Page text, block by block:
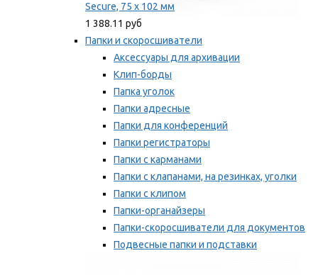
Secure, 75 х 102 мм
1 388.11 руб
Папки и скоросшиватели
Аксессуары для архивации
Клип-борды
Папка уголок
Папки адресные
Папки для конференций
Папки регистраторы
Папки с карманами
Папки с клапанами, на резинках, уголки
Папки с клипом
Папки-органайзеры
Папки-скоросшиватели для документов
Подвесные папки и подставки